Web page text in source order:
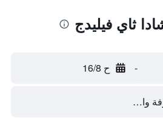
ثاي فيليدج
- ح 16/8